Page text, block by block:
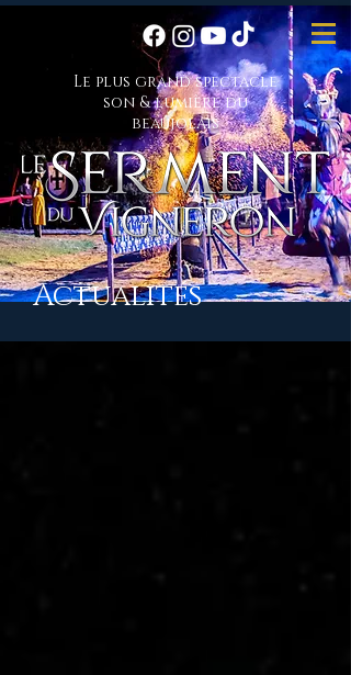
Le plus grand spectacle
son & lumière du
beaujolais
Actualités